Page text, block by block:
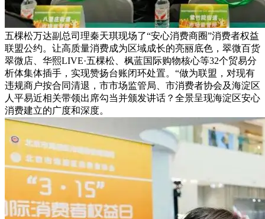
五棵松万达副总司理秦天琪现场了“安心消费商圈”消费者权益
联盟公约。让高质量消费成为区域成长的亮丽底色，翠微百货
翠微店、华熙LIVE·五棵松、枫蓝国际购物核心等32个贸易分
析体集体插手，实现赞扬台账闭环处置。“做为联盟，对现有
违规商户按合同清退，市市场监管局、市消费者协会及海淀区
人平易近相关带领出席勾当并颁发讲话？全景呈现海淀区安心
消费建立的广度和深度。